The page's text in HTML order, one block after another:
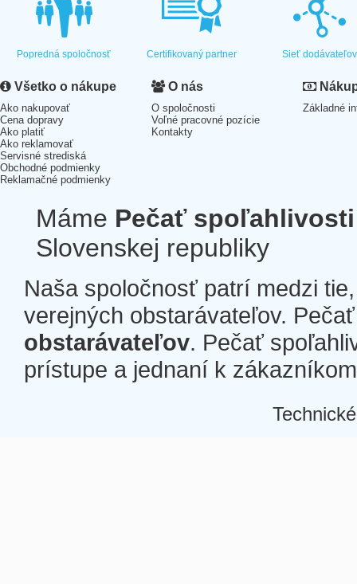
Popredná spoločnosť Certifikovaný partner Sieť dodávateľov
Všetko o nákupe
Ako nakupovať
Cena dopravy
Ako platiť
Ako reklamovať
Servisné strediská
Obchodné podmienky
Reklamačné podmienky
O nás
O spoločnosti
Voľné pracovné pozície
Kontakty
Základné
Máme Pečať spoľahlivosti
Slovenskej republiky
Naša spoločnosť patrí medzi
verejných obstarávateľov.
obstarávateľov. Pečať
prístupe a jednaní k